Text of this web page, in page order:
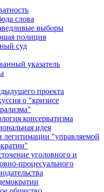
слова
выборы
полиция
суд
указатель
проекта
о "кризисе
консерватизма
идея
легитимации "управляемой
уголовного и
процесуального